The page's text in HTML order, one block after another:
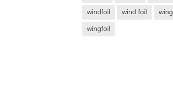
windfoil wind foil wing
wingfoil